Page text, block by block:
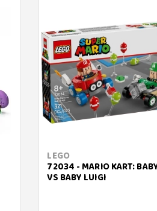
LEGO
72034 - MARIO KART:
VS BABY LUIGI